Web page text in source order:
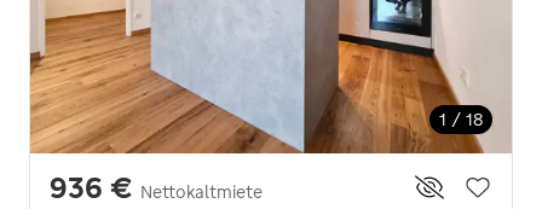
1 / 18
936 € Nettokaltmiete